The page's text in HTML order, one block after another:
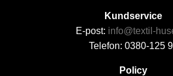
Kundservice
E-post: info@textil-
Telefon: 0380-125
Policy